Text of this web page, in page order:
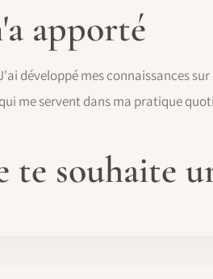
apporté
développé mes connaissances
me servent dans ma pratique
te souhaite